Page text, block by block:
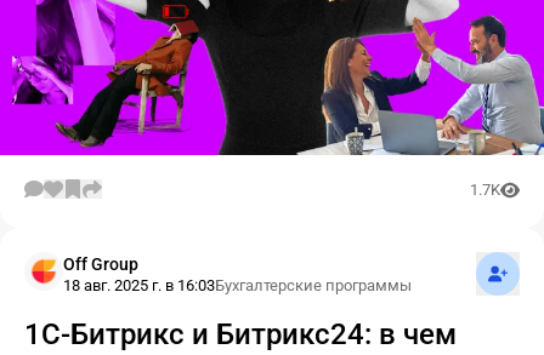
1.7K
Off Group
18 авг. 2025 г. в 16:03Бухгалтерские программы
1С-Битрикс и Битрикс24: в чем